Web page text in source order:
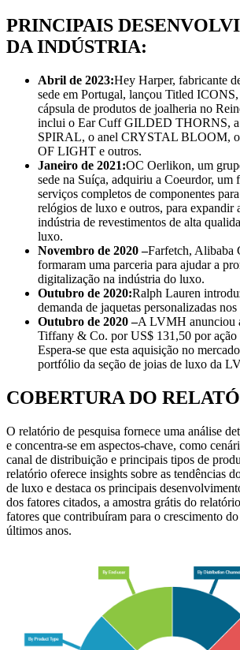
PRINCIPAIS
DA INDÚSTRIA:
Abril de 2023:Hey Harper, fabricante
sede em Portugal, lançou Titled
cápsula de produtos de joalheria no
inclui o Ear Cuff GILDED THORNS,
SPIRAL, o anel CRYSTAL BLOOM,
OF LIGHT e outros.
Janeiro de 2021:OC Oerlikon, um
sede na Suíça, adquiriu a Coeurdor, um
serviços completos de componentes
relógios de luxo e outros, para expandir
indústria de revestimentos de alta
luxo.
Novembro de 2020 –Farfetch, Alibaba
formaram uma parceria para ajudar a
digitalização na indústria do luxo.
Outubro de 2020:Ralph Lauren
demanda de jaquetas personalizadas
Outubro de 2020 –A LVMH anunciou
Tiffany & Co. por US$ 131,50 por ação
Espera-se que esta aquisição no
portfólio da seção de joias de luxo da
COBERTURA DO
O relatório de pesquisa fornece uma análise
e concentra-se em aspectos-chave, como
canal de distribuição e principais tipos de
relatório oferece insights sobre as tendências
de luxo e destaca os principais
dos fatores citados, a amostra grátis do
fatores que contribuíram para o crescimento
últimos anos.